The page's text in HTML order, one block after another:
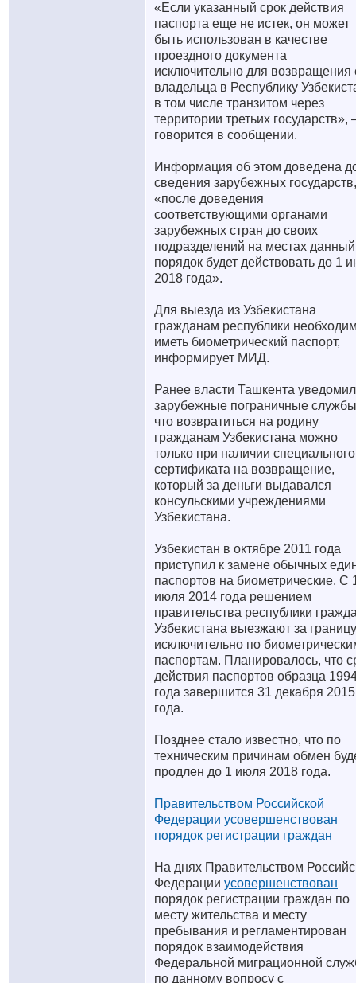
«Если указанный срок действия
паспорта еще не истек, он может
быть использован в качестве
проездного документа
исключительно для возвращения
владельца в Республику
в том числе транзитом через
территории третьих государств»,
говорится в сообщении.
Информация об этом доведена
сведения зарубежных государств,
«после доведения
соответствующими органами
зарубежных стран до своих
подразделений на местах данный
порядок будет действовать до 1
2018 года».
Для выезда из Узбекистана
гражданам республики
иметь биометрический паспорт,
информирует МИД.
Ранее власти Ташкента
зарубежные пограничные
что возвратиться на родину
гражданам Узбекистана можно
только при наличии специального
сертификата на возвращение,
который за деньги выдавался
консульскими учреждениями
Узбекистана.
Узбекистан в октябре 2011 года
приступил к замене обычных
паспортов на биометрические. С
июля 2014 года решением
правительства республики
Узбекистана выезжают за границу
исключительно по
паспортам. Планировалось, что
действия паспортов образца
года завершится 31 декабря 2015
года.
Позднее стало известно, что по
техническим причинам обмен
продлен до 1 июля 2018 года.
Правительством Российской
Федерации усовершенствован
порядок регистрации граждан
На днях Правительством
Федерации усовершенствован
порядок регистрации граждан по
месту жительства и месту
пребывания и регламентирован
порядок взаимодействия
Федеральной миграционной
по данному вопросу с